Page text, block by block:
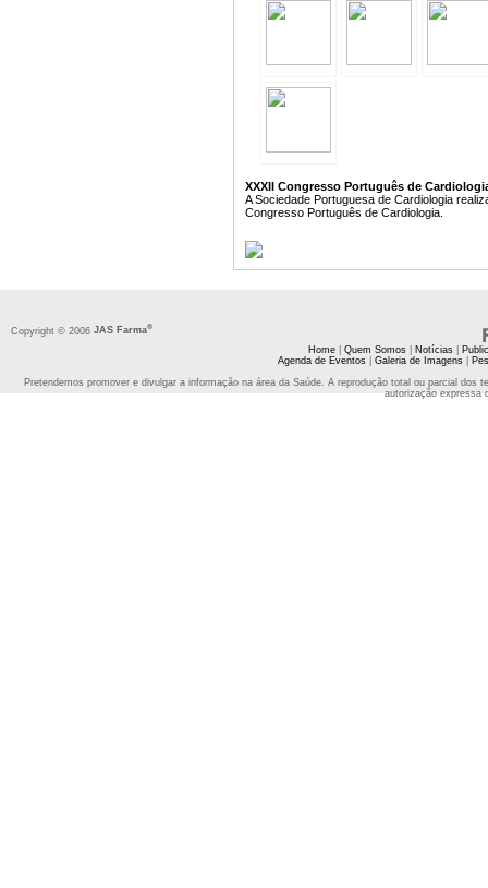
XXXII Congresso Português de
A Sociedade Portuguesa de Cardiologia
Congresso Português de Cardiologia.
Copyright © 2006 JAS Farma®
Home| Quem Somos| Notícias|
Agenda de Eventos| Galeria de Imagens|
Pretendemos promover e divulgar a informação na área da Saúde. A reprodução total ou parcial
autorização expressa